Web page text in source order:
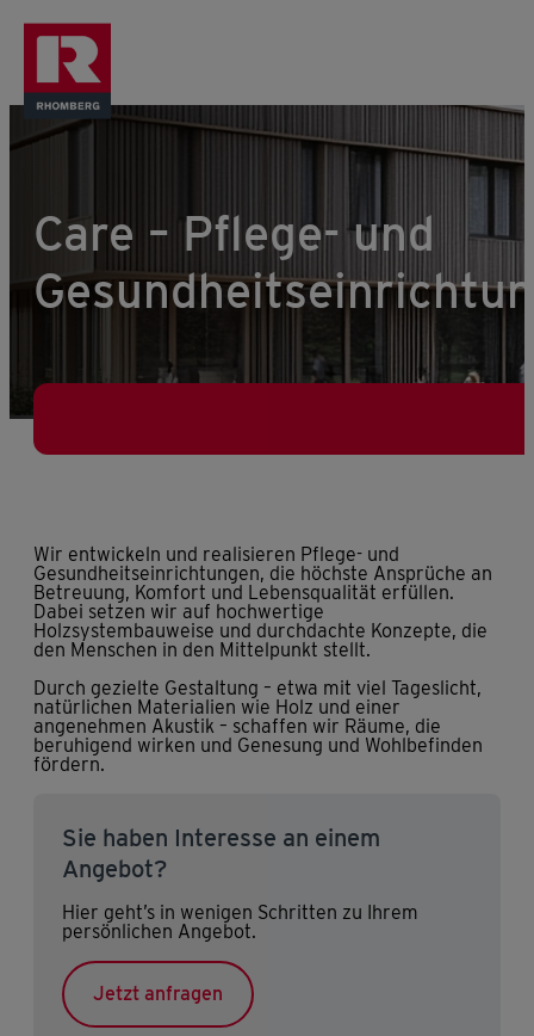
Care – Pflege- und
Wir entwickeln und realisieren Pflege- und
Gesundheitseinrichtungen, die höchste Ansprüche an
Betreuung, Komfort und Lebensqualität erfüllen.
Dabei setzen wir auf hochwertige
Holzsystembauweise und durchdachte Konzepte, die
den Menschen in den Mittelpunkt stellt.
Durch gezielte Gestaltung – etwa mit viel Tageslicht,
natürlichen Materialien wie Holz und einer
angenehmen Akustik – schaffen wir Räume, die
beruhigend wirken und Genesung und Wohlbefinden
fördern.
Sie haben Interesse an einem
Angebot?
Hier geht’s in wenigen Schritten zu Ihrem
persönlichen Angebot.
Jetzt anfragen